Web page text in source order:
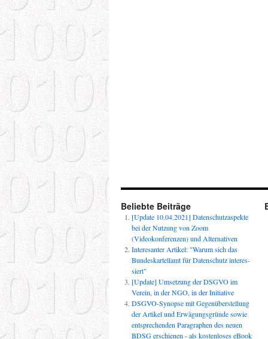
Beliebte Beiträge
[Update 10.04.2021] Datenschutzaspekte
bei der Nutzung von Zoom
(Videokonferenzen) und Alternativen
Interesanter Artikel: "Warum sich das
Bun­des­kar­tellamt für Daten­schutz inter­es­
siert"
[Update] Umsetzung der DSGVO im
Verein, in der NGO, in der Initiative
DSGVO-Synopse mit Gegenüberstellung
der Artikel und Erwägungsgründe sowie
entsprechenden Paragraphen des neuen
BDSG erschienen - als kostenloses eBook